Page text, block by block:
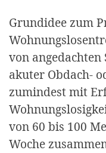
Grundidee zum
von angedachten
akuter Obdach-
zumindest mit
von 60 bis 100
Woche